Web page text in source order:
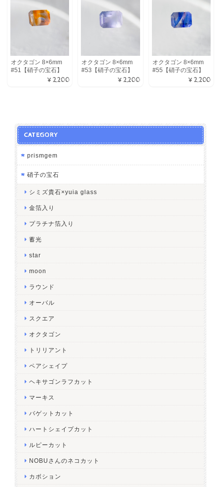
オクタゴン 8×6mm
#51【硝子の宝石】
¥2,200
オクタゴン 8×6mm
#53【硝子の宝石】
¥2,200
オクタゴン 8×6mm
#55【硝子の宝石】
¥2,200
CATEGORY
prismgem
硝子の宝石
シミズ貴石×yuia glass
金箔入り
プラチナ箔入り
蓄光
star
moon
ラウンド
オーバル
スクエア
オクタゴン
トリリアント
ペアシェイプ
ヘキサゴンラフカット
マーキス
バゲットカット
ハートシェイプカット
ルピーカット
NOBUさんのネコカット
カボション